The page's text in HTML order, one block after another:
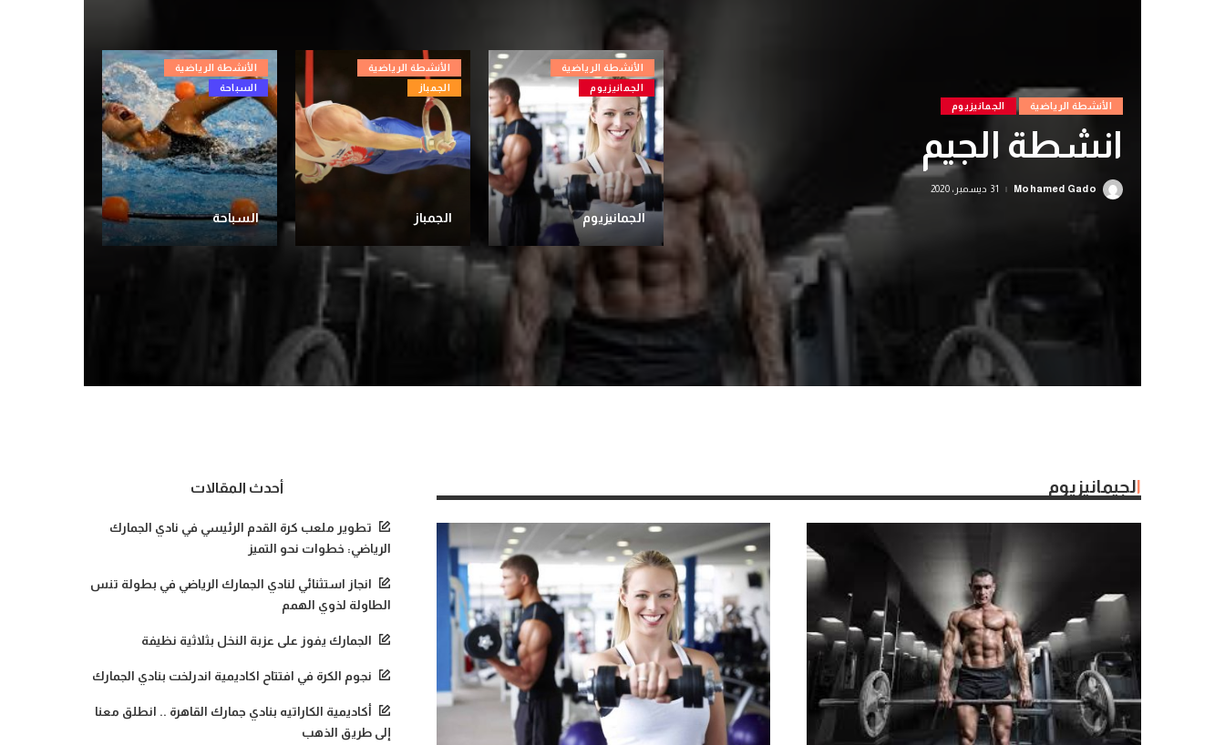
الأنشطة الرياضية الجمانيزيوم
انشطة الجيم
Posted
by
Mohamed Gado 31 ديسمبر، 2020
الأنشطة الرياضية
الجمانيزيوم
الجمانيزيوم
الأنشطة الرياضية
الجمباز
الجمباز
الأنشطة الرياضية
السباحة
السباحة
الجيمانيزيوم أحدث المقالات
تطوير ملعب كرة القدم الرئيسي في نادي الجمارك
الرياضي: خطوات نحو التميز
انجاز استثنائي لنادي الجمارك الرياضي في بطولة تنس
الطاولة لذوي الهمم
الجمارك يفوز على عزبة النخل بثلاثية نظيفة
نجوم الكرة في افتتاح اكاديمية اندرلخت بنادي الجمارك
أكاديمية الكاراتيه بنادي جمارك القاهرة .. انطلق معنا
إلى طريق الذهب